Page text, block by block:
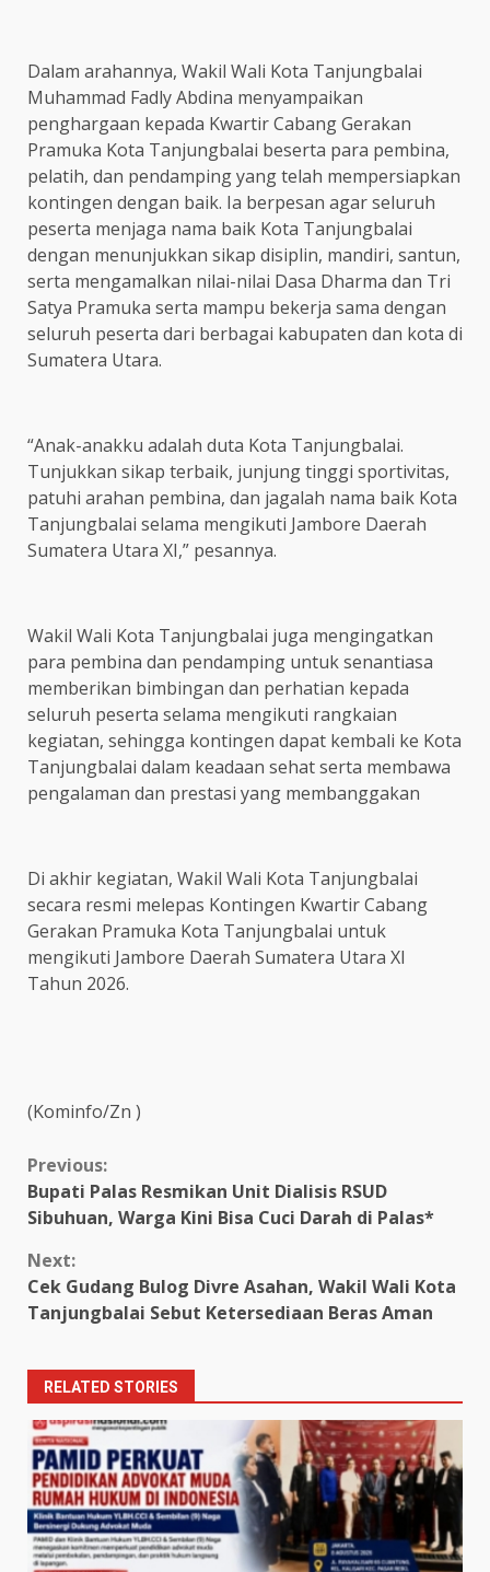
Dalam arahannya, Wakil Wali Kota Tanjungbalai
Muhammad Fadly Abdina menyampaikan
penghargaan kepada Kwartir Cabang Gerakan
Pramuka Kota Tanjungbalai beserta para pembina,
pelatih, dan pendamping yang telah mempersiapkan
kontingen dengan baik. Ia berpesan agar seluruh
peserta menjaga nama baik Kota Tanjungbalai
dengan menunjukkan sikap disiplin, mandiri, santun,
serta mengamalkan nilai-nilai Dasa Dharma dan Tri
Satya Pramuka serta mampu bekerja sama dengan
seluruh peserta dari berbagai kabupaten dan kota di
Sumatera Utara.
“Anak-anakku adalah duta Kota Tanjungbalai.
Tunjukkan sikap terbaik, junjung tinggi sportivitas,
patuhi arahan pembina, dan jagalah nama baik Kota
Tanjungbalai selama mengikuti Jambore Daerah
Sumatera Utara XI,” pesannya.
Wakil Wali Kota Tanjungbalai juga mengingatkan
para pembina dan pendamping untuk senantiasa
memberikan bimbingan dan perhatian kepada
seluruh peserta selama mengikuti rangkaian
kegiatan, sehingga kontingen dapat kembali ke Kota
Tanjungbalai dalam keadaan sehat serta membawa
pengalaman dan prestasi yang membanggakan
Di akhir kegiatan, Wakil Wali Kota Tanjungbalai
secara resmi melepas Kontingen Kwartir Cabang
Gerakan Pramuka Kota Tanjungbalai untuk
mengikuti Jambore Daerah Sumatera Utara XI
Tahun 2026.
(Kominfo/Zn )
Continue
Reading
Previous:
Bupati Palas Resmikan Unit Dialisis RSUD
Sibuhuan, Warga Kini Bisa Cuci Darah di Palas*
Next:
Cek Gudang Bulog Divre Asahan, Wakil Wali Kota
Tanjungbalai Sebut Ketersediaan Beras Aman
RELATED STORIES